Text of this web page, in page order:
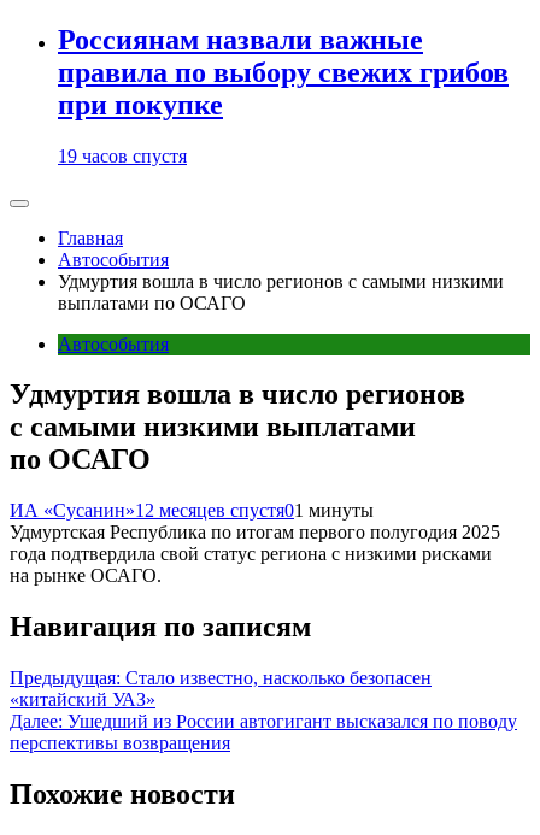
Россиянам назвали важные
правила по выбору свежих грибов
при покупке
19 часов спустя
Главная
Автособытия
Удмуртия вошла в число регионов с самыми низкими
выплатами по ОСАГО
Автособытия
Удмуртия вошла в число регионов
с самыми низкими выплатами
по ОСАГО
ИА «Сусанин»12 месяцев спустя01 минуты
Удмуртская Республика по итогам первого полугодия 2025
года подтвердила свой статус региона с низкими рисками
на рынке ОСАГО.
Навигация по записям
Предыдущая: Стало известно, насколько безопасен
«китайский УАЗ»
Далее: Ушедший из России автогигант высказался по поводу
перспективы возвращения
Похожие новости